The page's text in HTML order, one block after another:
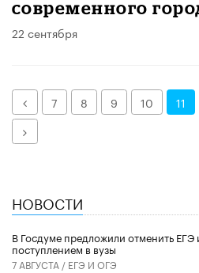
современного
22 сентября
Назад
7 8 9 10 11
Далее
НОВОСТИ
В Госдуме предложили отменить ЕГЭ
поступлением в вузы
7 АВГУСТА / ЕГЭ И ОГЭ